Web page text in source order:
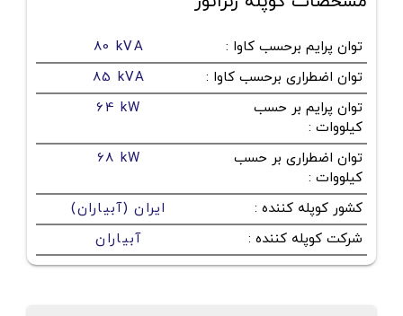
توان پرایم برحسب کاوا :
80 kVA
توان اضطراری برحسب کاوا :
85 kVA
توان پرایم بر حسب
کیلووات :
64 kW
توان اضطراری بر حسب
کیلووات :
68 kW
کشور کوپله کننده :
ایران (آبیاران)
شرکت کوپله کننده : آبیاران